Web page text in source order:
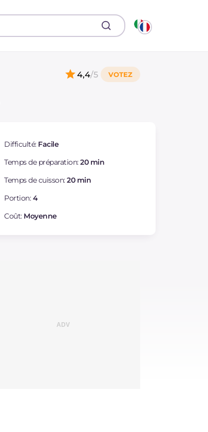
4,4/5
Difficulté: Facile
Temps de préparation:20 min
Temps de cuisson:20 min
Portion:4
Coût: Moyenne